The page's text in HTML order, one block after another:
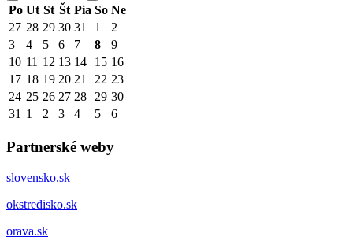
Po Ut St Št Pia So Ne
27 28 29 30 31 1
2
3
4 5 6 7 8
9
10 11 12 13 14 15 16
17 18 19 20 21 22 23
24 25 26 27 28 29 30
31 1 2 3 4 5 6
Partnerské weby
slovensko.sk
okstredisko.sk
orava.sk